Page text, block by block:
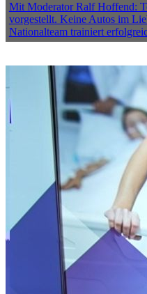
Mit Moderator Ralf Hoffend:
vorgestellt. Keine Autos im
Nationalteam trainiert